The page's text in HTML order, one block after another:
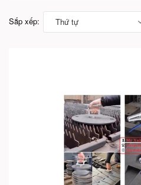
Sắp xếp: Thứ tự